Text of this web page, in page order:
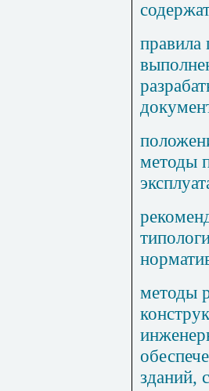
правила
методы
методы
зданий,